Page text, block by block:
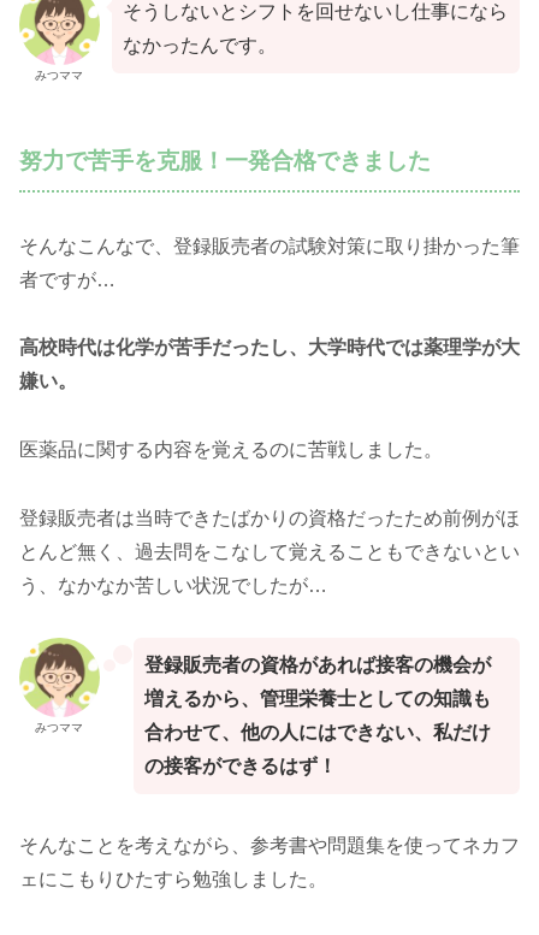
みつママ
そうしないとシフトを回せないし仕事になら
なかったんです。
努力で苦手を克服！一発合格できました
そんなこんなで、登録販売者の試験対策に取り掛かった筆
者ですが…
高校時代は化学が苦手だったし、大学時代では薬理学が大
嫌い。
医薬品に関する内容を覚えるのに苦戦しました。
登録販売者は当時できたばかりの資格だったため前例がほ
とんど無く、過去問をこなして覚えることもできないとい
う、なかなか苦しい状況でしたが…
みつママ
登録販売者の資格があれば接客の機会が
増えるから、管理栄養士としての知識も
合わせて、他の人にはできない、私だけ
の接客ができるはず！
そんなことを考えながら、参考書や問題集を使ってネカフ
ェにこもりひたすら勉強しました。